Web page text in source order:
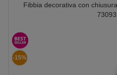
Fibbia decorativa con
-15%